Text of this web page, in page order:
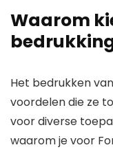
Waarom
Het bedrukken
voordelen die ze
voor diverse
waarom je voor